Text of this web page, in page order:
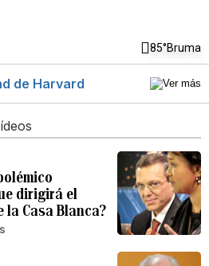
85°Bruma
de Harvard
dirigirá el
la Casa Blanca?